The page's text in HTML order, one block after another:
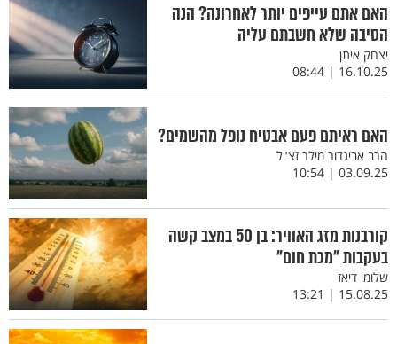
האם אתם עייפים יותר לאחרונה? הנה
הסיבה שלא חשבתם עליה
יצחק איתן
16.10.25 | 08:44
האם ראיתם פעם אבטיח נופל מהשמים?
הרב אביגדור מילר זצ"ל
03.09.25 | 10:54
קורבנות מזג האוויר: בן 50 במצב קשה
בעקבות "מכת חום"
שלומי דיאז
15.08.25 | 13:21